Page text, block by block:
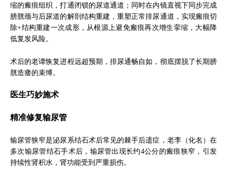
缩的瘢痕组织，打通闭锁的尿道通道；同时在内镜直视下同步完成
膀胱颈与后尿道的解剖结构重建，重塑正常排尿通道，实现瘢痕切
除+结构重建一次成形，从根源上避免瘢痕再次增生挛缩，大幅降
低复发风险。
术后的老谭恢复进程远超预期，排尿通畅自如，彻底摆脱了长期膀
胱造瘘的束缚。
医生巧妙施术
精准修复输尿管
输尿管狭窄是泌尿系结石术后常见的棘手后遗症，老李（化名）在
多次输尿管结石手术后，输尿管出现长约4公分的瘢痕狭窄，引发
持续性肾积水，肾功能受到严重损伤。